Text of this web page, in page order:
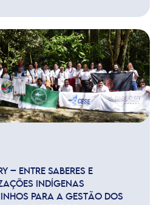
– ENTRE SABERES E
INDÍGENAS
PARA A GESTÃO DOS